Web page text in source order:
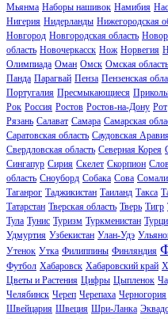
Мьянма Наборы нашивок Намибия
Нигерия Нидерланды Нижегородская
Новгород Новгородская область
область Новочеркасск Нож Норвегия
Олимпиада Оман Омск Омская область
Панда Парагвай Пенза Пензенская
Португалия Пресмыкающиеся
Рок Россия Ростов Ростов-на-Дону Рот
Рязань Салават Самара Самарская
Саратовская область Саудовская
Свердловская область Северная Корея
Сингапур Сирия Скелет Скорпион
область Сноуборд Собака Сова Сомали
Таганрог Таджикистан Таиланд Такса
Татарстан Тверская область Тверь Тигр
Тула Тунис Туризм Туркменистан
Удмуртия Узбекистан Улан-Удэ
Утенок Утка Филиппины Финляндия
Футбол Хабаровск Хабаровский край
Цветы и Растения Цифры Цыпленок
Челябинск Череп Черепаха Черногория
Швейцария Швеция Шри-Ланка